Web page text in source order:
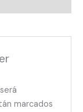
marcados